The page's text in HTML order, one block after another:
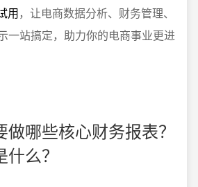
用，让电商数据分析、财务管理、
一站搞定，助力你的电商事业更进
哪些核心财务报表？
么？